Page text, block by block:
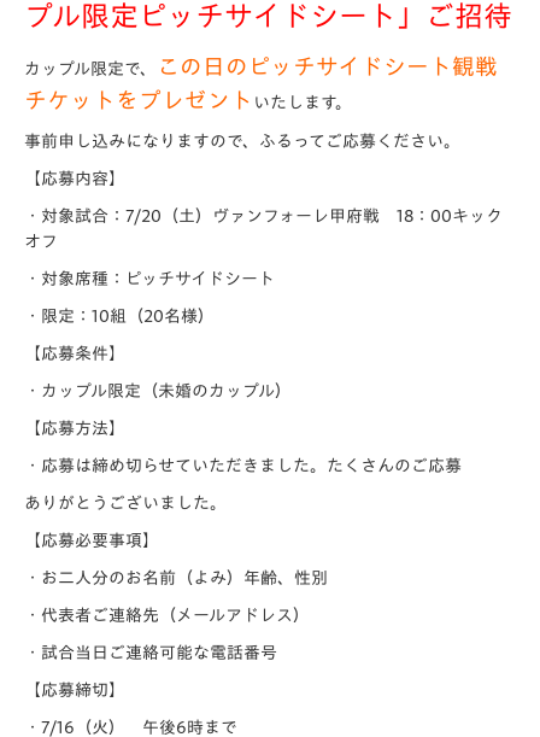
プル限定ピッチサイドシート」ご招待
カップル限定で、
この日のピッチサイドシート観戦
チケットをプレゼント いたします。
事前申し込みになりますので、ふるってご応募ください。
【応募内容】
・対象試合：7/20（土）ヴァンフォーレ甲府戦 18：00キック
オフ
・対象席種：ピッチサイドシート
・限定：10組（20名様）
【応募条件】
・カップル限定（未婚のカップル）
【応募方法】
・応募は締め切らせていただきました。たくさんのご応募
ありがとうございました。
【応募必要事項】
・お二人分のお名前（よみ）年齢、性別
・代表者ご連絡先（メールアドレス）
・試合当日ご連絡可能な電話番号
【応募締切】
・7/16（火） 午後6時まで